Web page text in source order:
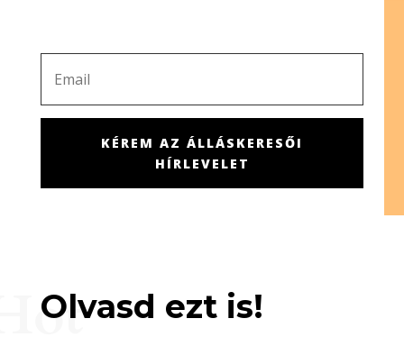
KÉREM AZ ÁLLÁSKERESŐI
HÍRLEVELET
Olvasd ezt is!